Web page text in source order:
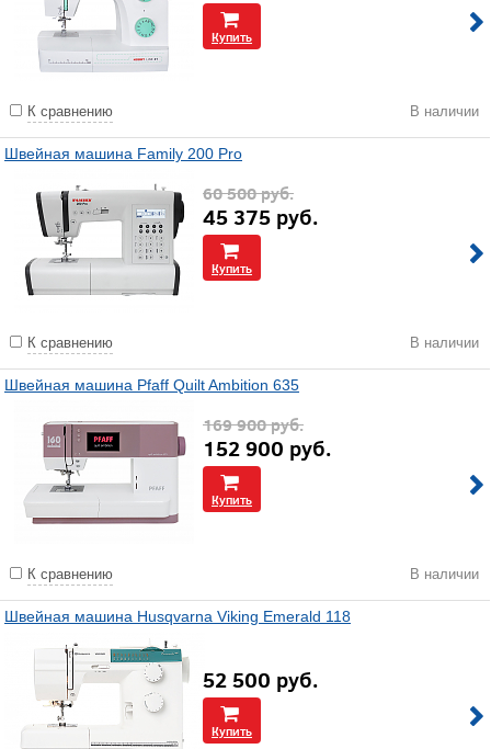
Купить
К сравнению В наличии
Швейная машина Family 200 Pro
60 500руб.
45 375 руб.
Купить
К сравнению В наличии
Швейная машина Pfaff Quilt Ambition 635
169 900руб.
152 900 руб.
Купить
К сравнению В наличии
Швейная машина Husqvarna Viking Emerald 118
52 500 руб.
Купить